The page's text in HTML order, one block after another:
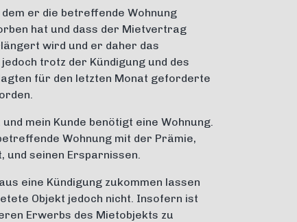
er die betreffende Wohnung
hat und dass der Mietvertrag
wird und er daher das
trotz der Kündigung und des
für den letzten Monat geforderte
mein Kunde benötigt eine Wohnung.
Wohnung mit der Prämie,
und seinen Ersparnissen.
eine Kündigung zukommen lassen
Objekt jedoch nicht. Insofern ist
Erwerbs des Mietobjekts zu